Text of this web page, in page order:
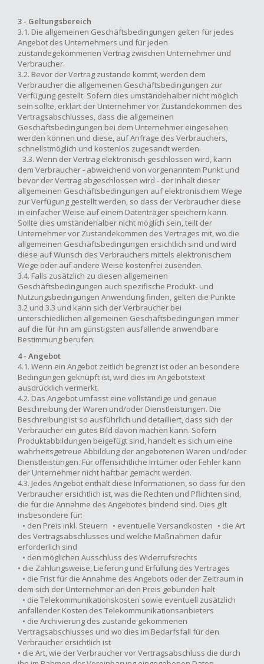
3 - Geltungsbereich
3.1. Die allgemeinen Geschäftsbedingungen gelten für jedes
Angebot des Unternehmers und für jeden
zustandegekommenen Vertrag zwischen Unternehmer und
Verbraucher.
3.2. Bevor der Vertrag zustande kommt, werden dem
Verbraucher die allgemeinen Geschäftsbedingungen zur
Verfügung gestellt. Sofern dies umständehalber nicht möglich
sein sollte, erklärt der Unternehmer vor Zustandekommen des
Vertragsabschlusses, dass die allgemeinen
Geschäftsbedingungen bei dem Unternehmer eingesehen
werden können und diese, auf Anfrage des Verbrauchers,
schnellstmöglich und kostenlos zugesandt werden.
3.3. Wenn der Vertrag elektronisch geschlossen wird, kann
dem Verbraucher - abweichend von vorgenanntem Punkt und
bevor der Vertrag abgeschlossen wird - der Inhalt dieser
allgemeinen Geschäftsbedingungen auf elektronischem Wege
zur Verfügung gestellt werden, so dass der Verbraucher diese
in einfacher Weise auf einem Datenträger speichern kann.
Sollte dies umständehalber nicht möglich sein, teilt der
Unternehmer vor Zustandekommen des Vertrages mit, wo die
allgemeinen Geschäftsbedingungen ersichtlich sind und wird
diese auf Wunsch des Verbrauchers mittels elektronischem
Wege oder auf andere Weise kostenfrei zusenden.
3.4. Falls zusätzlich zu diesen allgemeinen
Geschäftsbedingungen auch spezifische Produkt- und
Nutzungsbedingungen Anwendung finden, gelten die Punkte
3.2 und 3.3 und kann sich der Verbraucher bei
unterschiedlichen allgemeinen Geschäftsbedingungen immer
auf die für ihn am günstigsten ausfallende anwendbare
Bestimmung berufen.
4 - Angebot
4.1. Wenn ein Angebot zeitlich begrenzt ist oder an besondere
Bedingungen geknüpft ist, wird dies im Angebotstext
ausdrücklich vermerkt.
4.2. Das Angebot umfasst eine vollständige und genaue
Beschreibung der Waren und/oder Dienstleistungen. Die
Beschreibung ist so ausführlich und detailliert, dass sich der
Verbraucher ein gutes Bild davon machen kann. Sofern
Produktabbildungen beigefügt sind, handelt es sich um eine
wahrheitsgetreue Abbildung der angebotenen Waren und/oder
Dienstleistungen. Für offensichtliche Irrtümer oder Fehler kann
der Unternehmer nicht haftbar gemacht werden.
4.3. Jedes Angebot enthält diese Informationen, so dass für den
Verbraucher ersichtlich ist, was die Rechten und Pflichten sind,
die für die Annahme des Angebotes bindend sind. Dies gilt
insbesondere für:
• den Preis inkl. Steuern • eventuelle Versandkosten • die Art
des Vertragsabschlusses und welche Maßnahmen dafür
erforderlich sind
• den möglichen Ausschluss des Widerrufsrechts
• die Zahlungsweise, Lieferung und Erfüllung des Vertrages
• die Frist für die Annahme des Angebots oder der Zeitraum in
dem sich der Unternehmer an den Preis gebunden hält
• die Telekommunikationskosten sowie eventuell zusätzlich
anfallender Kosten des Telekommunikationsanbieters
• die Archivierung des zustande gekommenen
Vertragsabschlusses und wo dies im Bedarfsfall für den
Verbraucher ersichtlich ist
• die Art, wie der Verbraucher vor Vertragsabschluss die durch